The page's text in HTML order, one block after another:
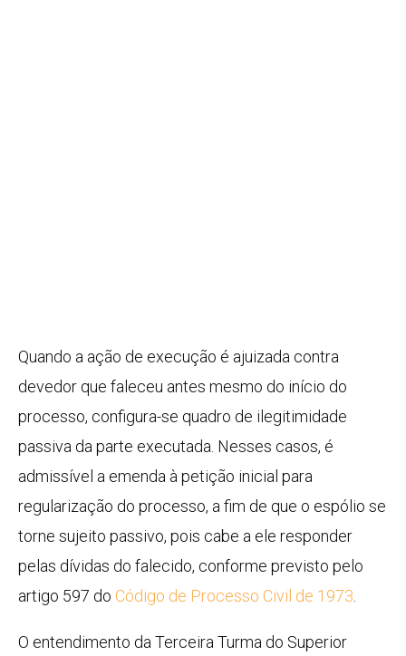
Quando a ação de execução é ajuizada contra
devedor que faleceu antes mesmo do início do
processo, configura-se quadro de ilegitimidade
passiva da parte executada. Nesses casos, é
admissível a emenda à petição inicial para
regularização do processo, a fim de que o espólio se
torne sujeito passivo, pois cabe a ele responder
pelas dívidas do falecido, conforme previsto pelo
artigo 597 do Código de Processo Civil de 1973
O entendimento da Terceira Turma do Superior